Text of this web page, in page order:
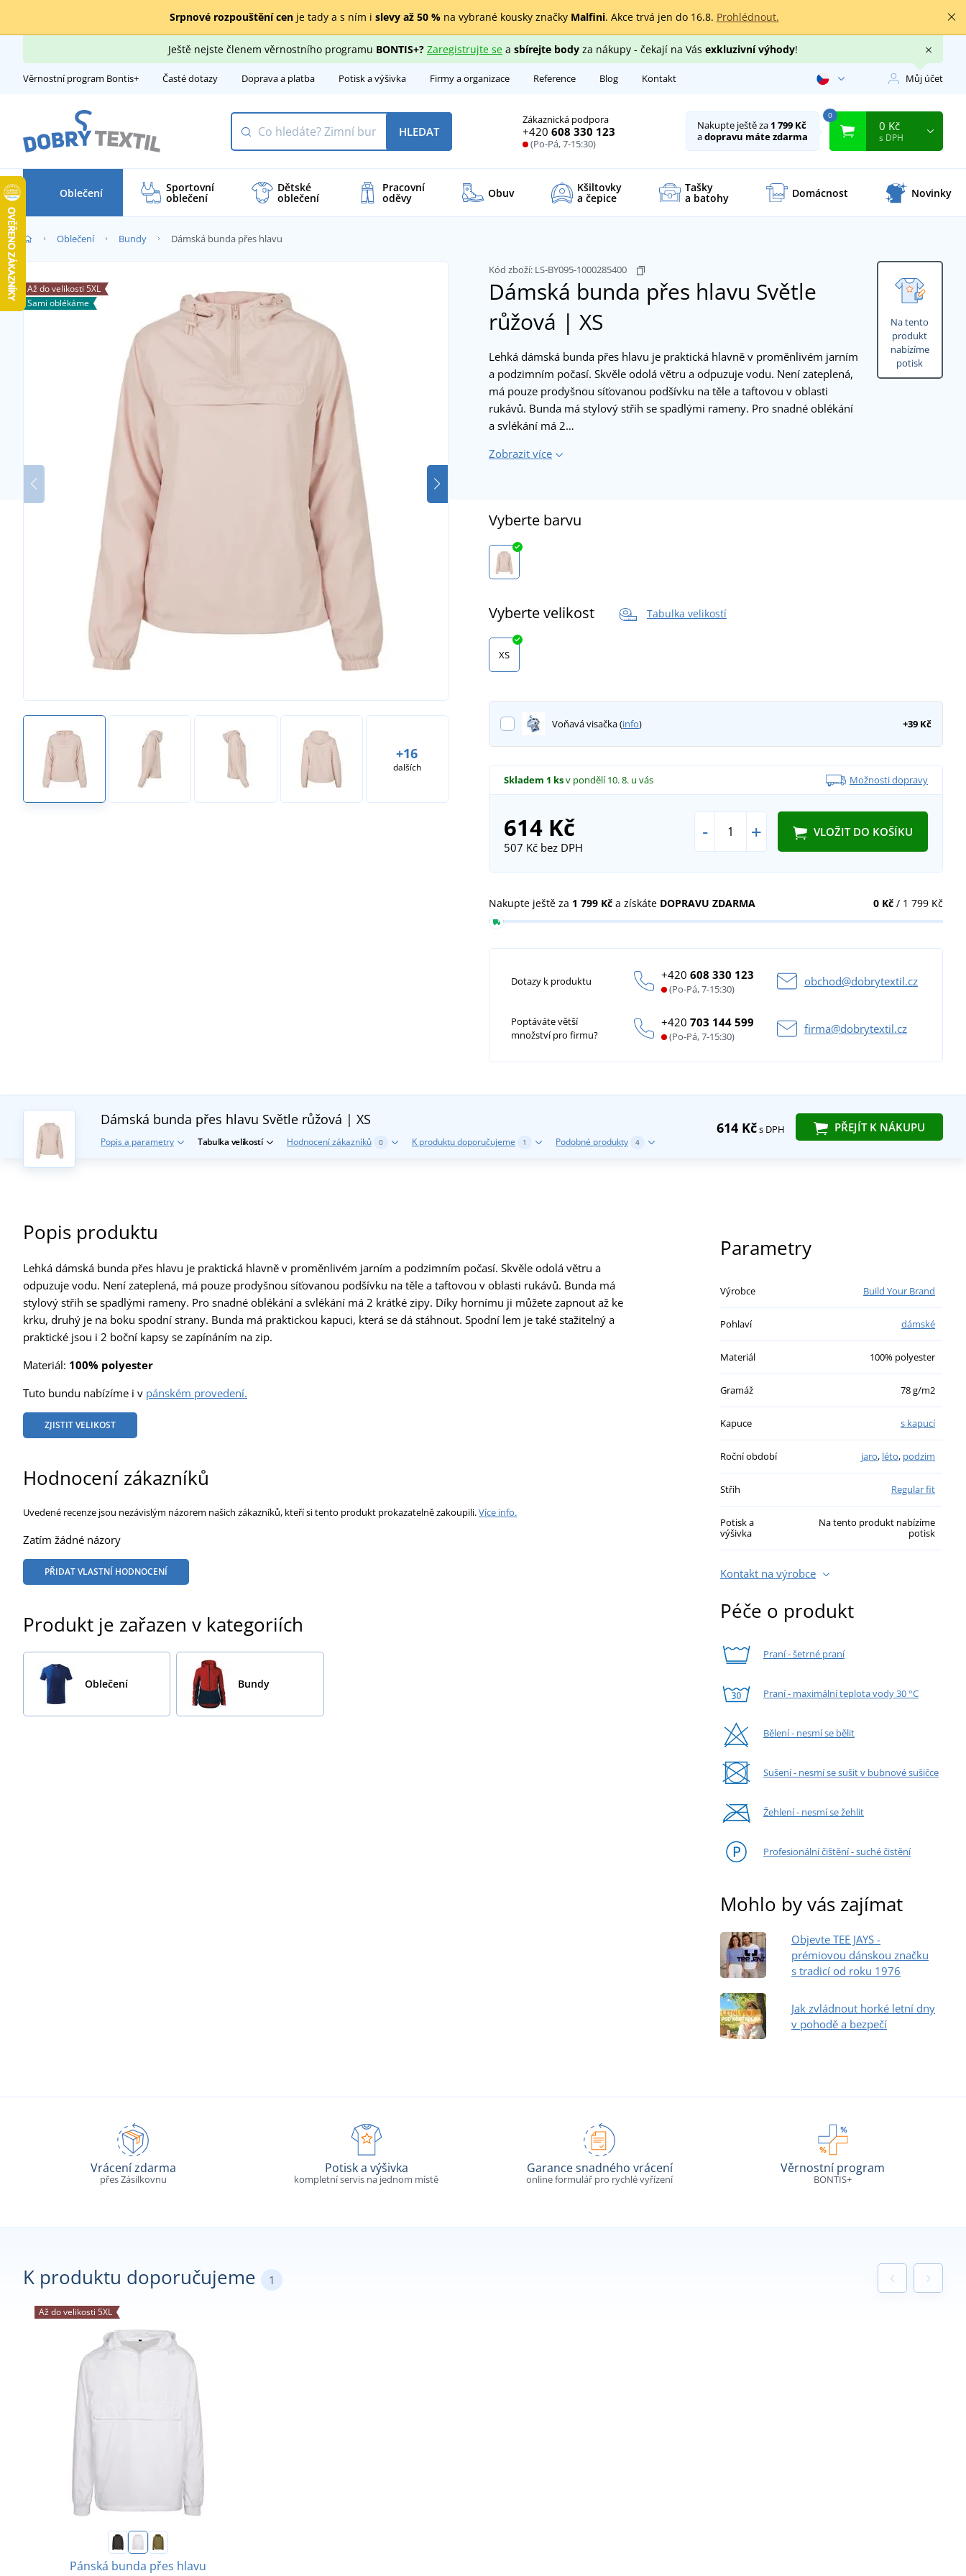
Srpnové rozpouštění cenje tady a s ním i slevy až 50 %na vybrané kousky značky Malfini. Akce trvá jen do 16.8. Prohlédnout.
Ještě nejste členem věrnostního programu BONTIS+? Zaregistrujte sea sbírejte bodyza nákupy - čekají na Vás exkluzivní výhody!
Věrnostní program Bontis+ Časté dotazy Doprava a platba Potisk a výšivka Firmy a organizace Reference Blog Kontakt Můj účet
Zákaznická podpora
+420 608 330 123
(Po-Pá, 7-15:30)
HLEDAT Nakupte ještě za 1 799 Kč
adopravu máte zdarma
0
0 Kč
s DPH
Oblečení Sportovní
oblečení
Dětské
oblečení
Pracovní
oděvy Obuv Kšiltovky
a čepice
Tašky
a batohy Domácnost Novinky
Oblečení Bundy Dámská bunda přes hlavu
Na tento
produkt
nabízíme
potisk
Kód zboží: LS-BY095-1000285400
Dámská bunda přes hlavu Světle
růžová | XS
+16
dalších
Až do velikosti 5XL
Sami oblékáme
Lehká dámská bunda přes hlavu je praktická hlavně v proměnlivém jarním
a podzimním počasí. Skvěle odolá větru a odpuzuje vodu. Není zateplená,
má pouze prodyšnou síťovanou podšívku na těle a taftovou v oblasti
rukávů. Bunda má stylový střih se spadlými rameny. Pro snadné oblékání
a svlékání má 2…
Zobrazit více
Vyberte barvu
Vyberte velikost Tabulka velikostí
XS
Voňavá visačka (info) +39 Kč
Skladem 1 ksv pondělí 10. 8. u vás Možnosti dopravy
614 Kč
507 Kčbez DPH
- + VLOŽIT DO KOŠÍKU
0 Kč/ 1 799 Kč
Nakupte ještě za 1 799 Kč a získáte DOPRAVU ZDARMA
Dotazy k produktu +420608 330 123
(Po-Pá, 7-15:30)
obchod@dobrytextil.cz
Poptáváte větší
množství pro firmu?
+420703 144 599
(Po-Pá, 7-15:30)
firma@dobrytextil.cz
614 Kčs DPH PŘEJÍT K NÁKUPU
Dámská bunda přes hlavu Světle růžová | XS
Popis a parametry Tabulka velikostí Hodnocení zákazníků 0 K produktu doporučujeme 1 Podobné produkty 4
Popis produktu
Lehká dámská bunda přes hlavu je praktická hlavně v proměnlivém jarním a podzimním počasí. Skvěle odolá větru a
odpuzuje vodu. Není zateplená, má pouze prodyšnou síťovanou podšívku na těle a taftovou v oblasti rukávů. Bunda má
stylový střih se spadlými rameny. Pro snadné oblékání a svlékání má 2 krátké zipy. Díky hornímu ji můžete zapnout až ke
krku, druhý je na boku spodní strany. Bunda má praktickou kapuci, která se dá stáhnout. Spodní lem je také stažitelný a
praktické jsou i 2 boční kapsy se zapínáním na zip.
Materiál: 100% polyester
Tuto bundu nabízíme i v pánském provedení.
ZJISTIT VELIKOST
Hodnocení zákazníků
Uvedené recenze jsou nezávislým názorem našich zákazníků, kteří si tento produkt prokazatelně zakoupili.Více info.
Zatím žádné názory
PŘIDAT VLASTNÍ HODNOCENÍ
Produkt je zařazen v kategoriích
Oblečení Bundy
Parametry
Výrobce Build Your Brand
Pohlaví dámské
Materiál 100% polyester
Gramáž 78 g/m2
Kapuce s kapucí
Roční období jaro, léto, podzim
Střih Regular fit
Potisk a
výšivka
Na tento produkt nabízíme
potisk
Kontakt na výrobce
Péče o produkt
Praní - šetrné praní
Praní - maximální teplota vody 30 °C
Bělení - nesmí se bělit
Sušení - nesmí se sušit v bubnové sušičce
Žehlení - nesmí se žehlit
Profesionální čištění - suché čistění
Mohlo by vás zajímat
Objevte TEE JAYS -
prémiovou dánskou značku
s tradicí od roku 1976
Jak zvládnout horké letní dny
v pohodě a bezpečí
Vrácení zdarma
přes Zásilkovnu
Potisk a výšivka
kompletní servis na jednom místě
Garance snadného vrácení
online formulář pro rychlé vyřízení
Věrnostní program
BONTIS+
K produktu doporučujeme 1
Až do velikosti 5XL
Pánská bunda přes hlavu